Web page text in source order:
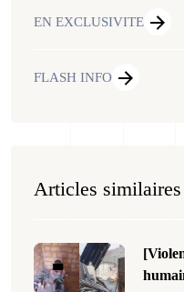
EN EXCLUSIVITE
FLASH INFO
Articles similaires